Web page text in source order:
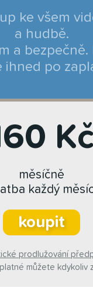
ke všem
a hudbě.
a bezpečně.
ihned po
Kč
měsíčně
každý
koupit
prodlužování
můžete kdykoliv